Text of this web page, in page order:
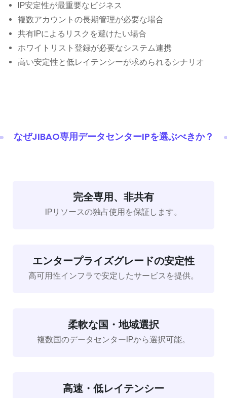
IP安定性が最重要なビジネス
複数アカウントの長期管理が必要な場合
共有IPによるリスクを避けたい場合
ホワイトリスト登録が必要なシステム連携
高い安定性と低レイテンシーが求められるシナリオ
なぜJIBAO専用データセンターIPを選ぶべきか？
完全専用、非共有
IPリソースの独占使用を保証します。
エンタープライズグレードの安定性
高可用性インフラで安定したサービスを提供。
柔軟な国・地域選択
複数国のデータセンターIPから選択可能。
高速・低レイテンシー